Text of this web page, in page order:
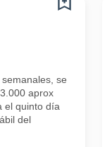
se
aprox
el quinto día
del